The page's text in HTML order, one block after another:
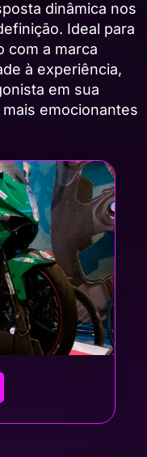
dinâmica nos
Ideal para
com a marca
à experiência,
em sua
emocionantes